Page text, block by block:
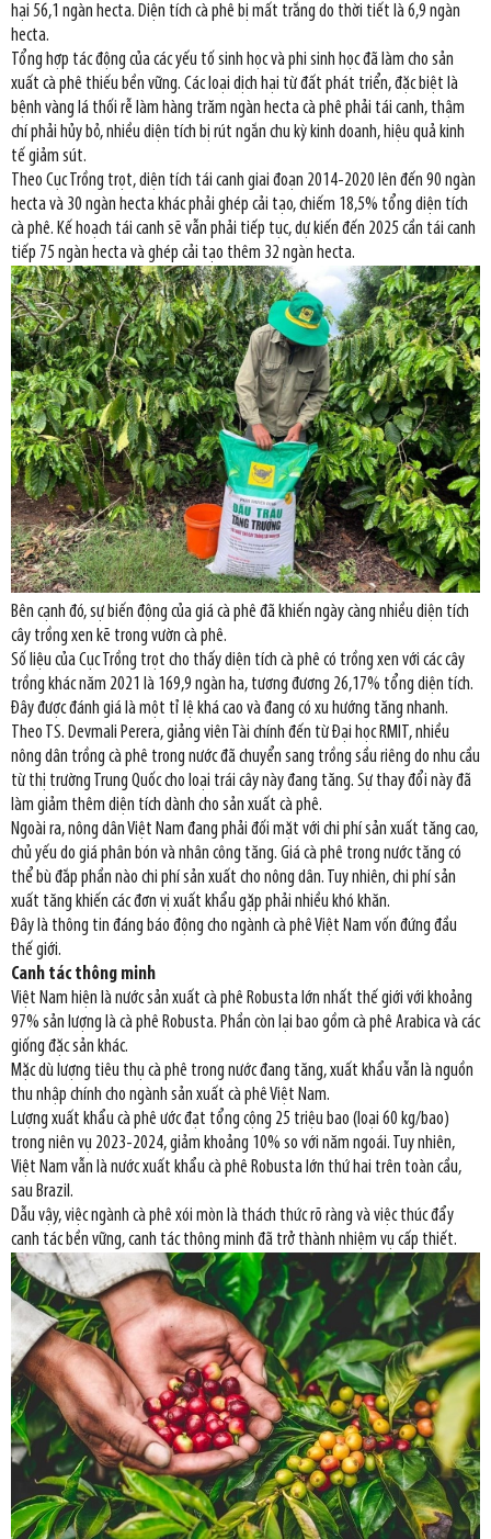
hại 56,1 ngàn hecta. Diện tích cà phê bị mất trắng do thời tiết là 6,9 ngàn
hecta.
Tổng hợp tác động của các yếu tố sinh học và phi sinh học đã làm cho sản
xuất cà phê thiếu bền vững. Các loại dịch hại từ đất phát triển, đặc biệt là
bệnh vàng lá thối rễ làm hàng trăm ngàn hecta cà phê phải tái canh, thậm
chí phải hủy bỏ, nhiều diện tích bị rút ngắn chu kỳ kinh doanh, hiệu quả kinh
tế giảm sút.
Theo Cục Trồng trọt, diện tích tái canh giai đoạn 2014-2020 lên đến 90 ngàn
hecta và 30 ngàn hecta khác phải ghép cải tạo, chiếm 18,5% tổng diện tích
cà phê. Kế hoạch tái canh sẽ vẫn phải tiếp tục, dự kiến đến 2025 cần tái canh
tiếp 75 ngàn hecta và ghép cải tạo thêm 32 ngàn hecta.
Bên cạnh đó, sự biến động của giá cà phê đã khiến ngày càng nhiều diện tích
cây trồng xen kẽ trong vườn cà phê.
Số liệu của Cục Trồng trọt cho thấy diện tích cà phê có trồng xen với các cây
trồng khác năm 2021 là 169,9 ngàn ha, tương đương 26,17% tổng diện tích.
Đây được đánh giá là một tỉ lệ khá cao và đang có xu hướng tăng nhanh.
Theo TS. Devmali Perera, giảng viên Tài chính đến từ Đại học RMIT, nhiều
nông dân trồng cà phê trong nước đã chuyển sang trồng sầu riêng do nhu cầu
từ thị trường Trung Quốc cho loại trái cây này đang tăng. Sự thay đổi này đã
làm giảm thêm diện tích dành cho sản xuất cà phê.
Ngoài ra, nông dân Việt Nam đang phải đối mặt với chi phí sản xuất tăng cao,
chủ yếu do giá phân bón và nhân công tăng. Giá cà phê trong nước tăng có
thể bù đắp phần nào chi phí sản xuất cho nông dân. Tuy nhiên, chi phí sản
xuất tăng khiến các đơn vị xuất khẩu gặp phải nhiều khó khăn.
Đây là thông tin đáng báo động cho ngành cà phê Việt Nam vốn đứng đầu
thế giới.
Canh tác thông minh
Việt Nam hiện là nước sản xuất cà phê Robusta lớn nhất thế giới với khoảng
97% sản lượng là cà phê Robusta. Phần còn lại bao gồm cà phê Arabica và các
giống đặc sản khác.
Mặc dù lượng tiêu thụ cà phê trong nước đang tăng, xuất khẩu vẫn là nguồn
thu nhập chính cho ngành sản xuất cà phê Việt Nam.
Lượng xuất khẩu cà phê ước đạt tổng cộng 25 triệu bao (loại 60 kg/bao)
trong niên vụ 2023-2024, giảm khoảng 10% so với năm ngoái. Tuy nhiên,
Việt Nam vẫn là nước xuất khẩu cà phê Robusta lớn thứ hai trên toàn cầu,
sau Brazil.
Dẫu vậy, việc ngành cà phê xói mòn là thách thức rõ ràng và việc thúc đẩy
canh tác bền vững, canh tác thông minh đã trở thành nhiệm vụ cấp thiết.